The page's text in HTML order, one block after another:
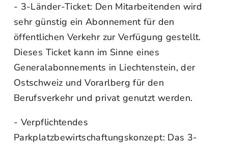
- 3-Länder-Ticket: Den Mitarbeitenden wird
sehr günstig ein Abonnement für den
öffentlichen Verkehr zur Verfügung gestellt.
Dieses Ticket kann im Sinne eines
Generalabonnements in Liechtenstein, der
Ostschweiz und Vorarlberg für den
Berufsverkehr und privat genutzt werden.
- Verpflichtendes
Parkplatzbewirtschaftungskonzept: Das 3-